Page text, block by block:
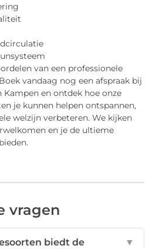
van een professionele
vandaag nog een afspraak bij
Kampen en ontdek hoe onze
je kunnen helpen ontspannen,
welzijn verbeteren. We kijken
en je de ultieme
vragen
biedt de
▼